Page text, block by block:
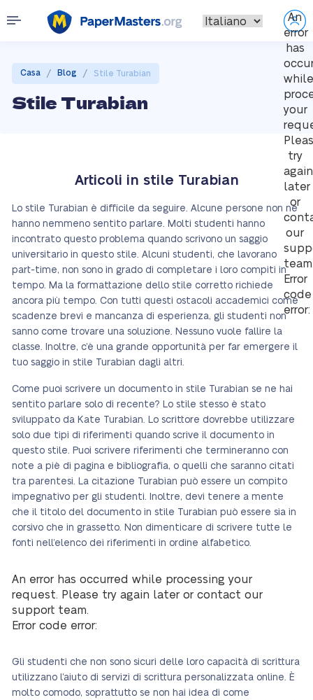
An
error
has
while
your
try
again
later
or
our
Error
code
error:
Casa / Blog / Stile Turabian
Stile Turabian
Articoli in stile Turabian
Lo stile Turabian è difficile da seguire. Alcune persone non ne
hanno nemmeno sentito parlare. Molti studenti hanno
incontrato questo problema quando scrivono un saggio
universitario in questo stile. Alcuni studenti, che lavorano
part-time, non sono in grado di completare i loro compiti in
tempo. Ma la formattazione dello stile corretto richiede
ancora più tempo. Con tutti questi ostacoli accademici come
scadenze brevi e mancanza di esperienza, gli studenti non
sanno come trovare una soluzione. Nessuno vuole fallire la
classe. Inoltre, c’è una grande opportunità per far emergere il
tuo saggio in stile Turabian dagli altri.
Come puoi scrivere un documento in stile Turabian se ne hai
sentito parlare solo di recente? Lo stile stesso è stato
sviluppato da Kate Turabian. Lo scrittore dovrebbe utilizzare
solo due tipi di riferimenti quando scrive il documento in
questo stile. Puoi scrivere riferimenti che termineranno con
note a piè di pagina e bibliografia, o quelli che saranno citati
tra parentesi. La citazione Turabian può essere un compito
impegnativo per gli studenti. Inoltre, devi tenere a mente
che il titolo del documento in stile Turabian può essere sia in
corsivo che in grassetto. Non dimenticare di scrivere tutte le
fonti nell’elenco dei riferimenti in ordine alfabetico.
An error has occurred while processing your
request. Please try again later or contact our
support team.
Error code error:
Gli studenti che non sono sicuri delle loro capacità di scrittura
utilizzano l’aiuto di servizi di scrittura personalizzata online. È
molto comodo, soprattutto se non hai idea di come